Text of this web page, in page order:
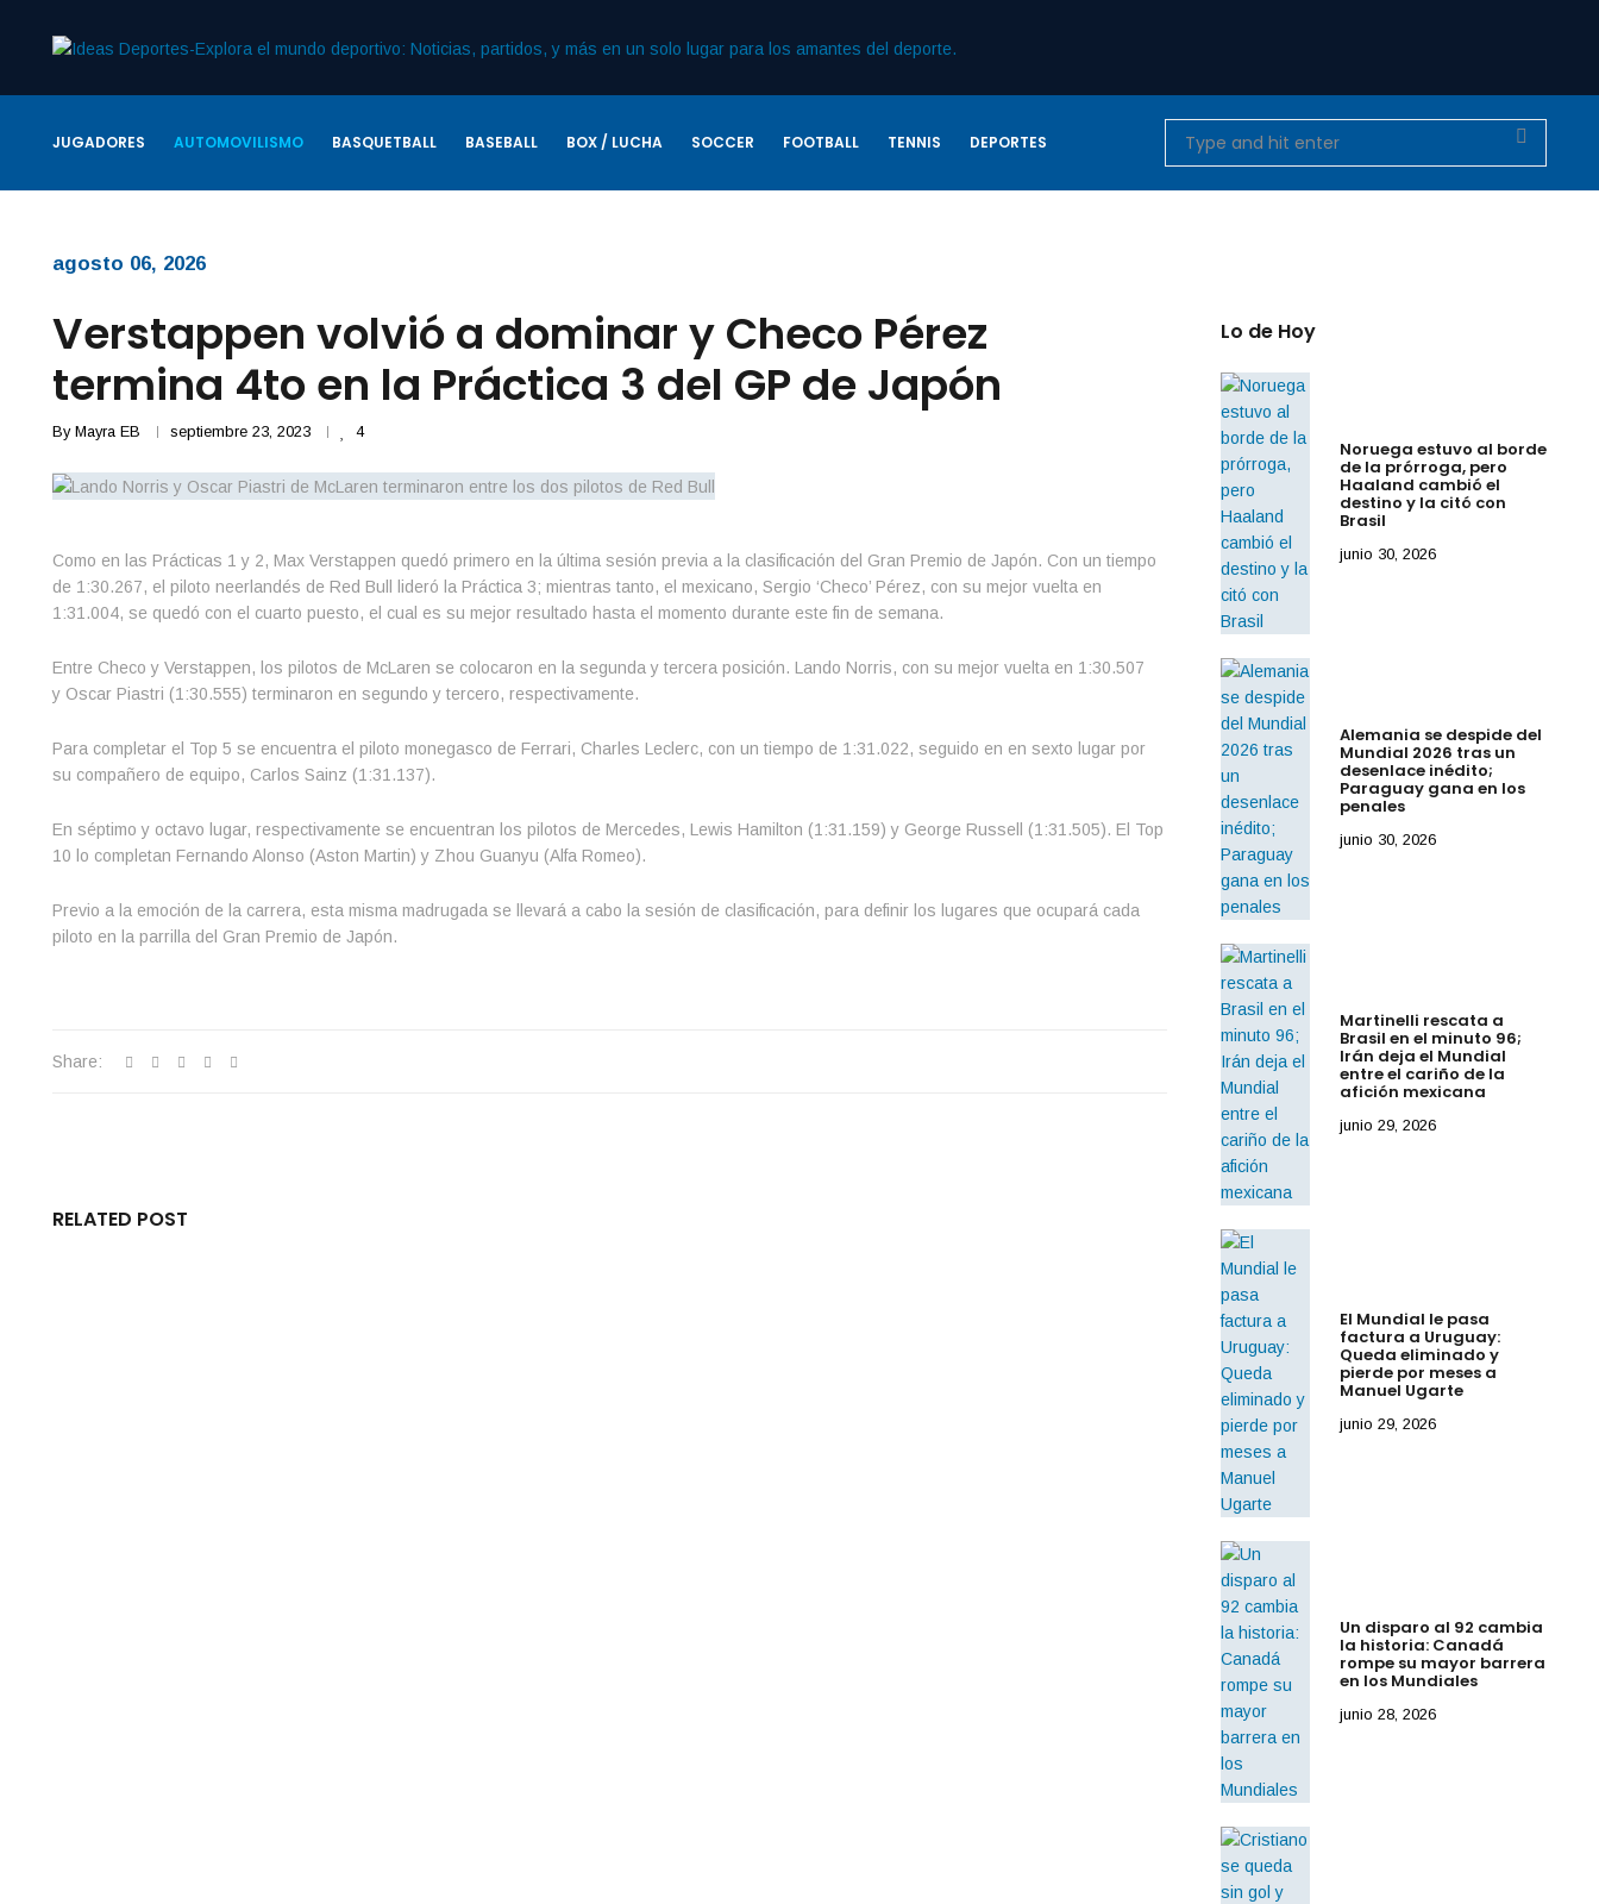
JUGADORES AUTOMOVILISMO BASQUETBALL BASEBALL BOX / LUCHA SOCCER FOOTBALL TENNIS DEPORTES
agosto 06, 2026
Verstappen volvió a dominar y Checo Pérez
termina 4to en la Práctica 3 del GP de Japón
By Mayra EB septiembre 23, 2023 4
Como en las Prácticas 1 y 2, Max Verstappen quedó primero en la última sesión previa a la clasificación del Gran Premio de Japón. Con un tiempo
de 1:30.267, el piloto neerlandés de Red Bull lideró la Práctica 3; mientras tanto, el mexicano, Sergio ‘Checo’ Pérez, con su mejor vuelta en
1:31.004, se quedó con el cuarto puesto, el cual es su mejor resultado hasta el momento durante este fin de semana.
Entre Checo y Verstappen, los pilotos de McLaren se colocaron en la segunda y tercera posición. Lando Norris, con su mejor vuelta en 1:30.507
y Oscar Piastri (1:30.555) terminaron en segundo y tercero, respectivamente.
Para completar el Top 5 se encuentra el piloto monegasco de Ferrari, Charles Leclerc, con un tiempo de 1:31.022, seguido en en sexto lugar por
su compañero de equipo, Carlos Sainz (1:31.137).
En séptimo y octavo lugar, respectivamente se encuentran los pilotos de Mercedes, Lewis Hamilton (1:31.159) y George Russell (1:31.505). El Top
10 lo completan Fernando Alonso (Aston Martin) y Zhou Guanyu (Alfa Romeo).
Previo a la emoción de la carrera, esta misma madrugada se llevará a cabo la sesión de clasificación, para definir los lugares que ocupará cada
piloto en la parrilla del Gran Premio de Japón.
Share:
RELATED POST
Lo de Hoy
Noruega estuvo al borde
de la prórroga, pero
Haaland cambió el
destino y la citó con
Brasil
junio 30, 2026
Alemania se despide del
Mundial 2026 tras un
desenlace inédito;
Paraguay gana en los
penales
junio 30, 2026
Martinelli rescata a
Brasil en el minuto 96;
Irán deja el Mundial
entre el cariño de la
afición mexicana
junio 29, 2026
El Mundial le pasa
factura a Uruguay:
Queda eliminado y
pierde por meses a
Manuel Ugarte
junio 29, 2026
Un disparo al 92 cambia
la historia: Canadá
rompe su mayor barrera
en los Mundiales
junio 28, 2026